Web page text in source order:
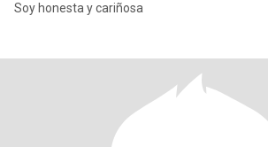
Soy honesta y cariñosa